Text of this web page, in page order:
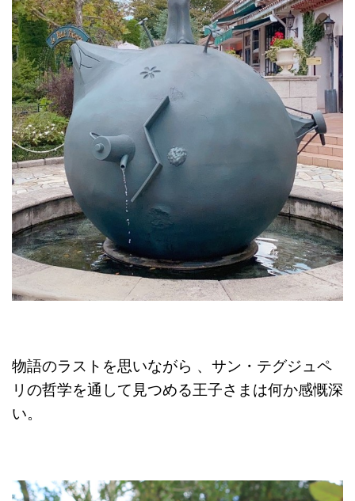
物語のラストを思いながら 、サン・テグジュペ
リの哲学を通して見つめる王子さまは何か感慨深
い。